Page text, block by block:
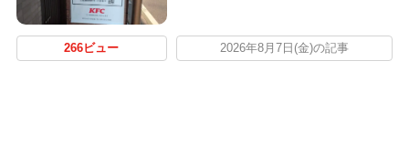
266ビュー 2026年8月7日(金)の記事